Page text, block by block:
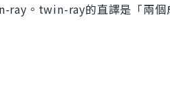
。twin-ray的直譯是「兩個